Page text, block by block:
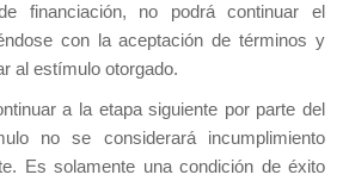
financiación, no podrá continuar el
con la aceptación de términos y
al estímulo otorgado.
a la etapa siguiente por parte del
no se considerará incumplimiento
Es solamente una condición de éxito